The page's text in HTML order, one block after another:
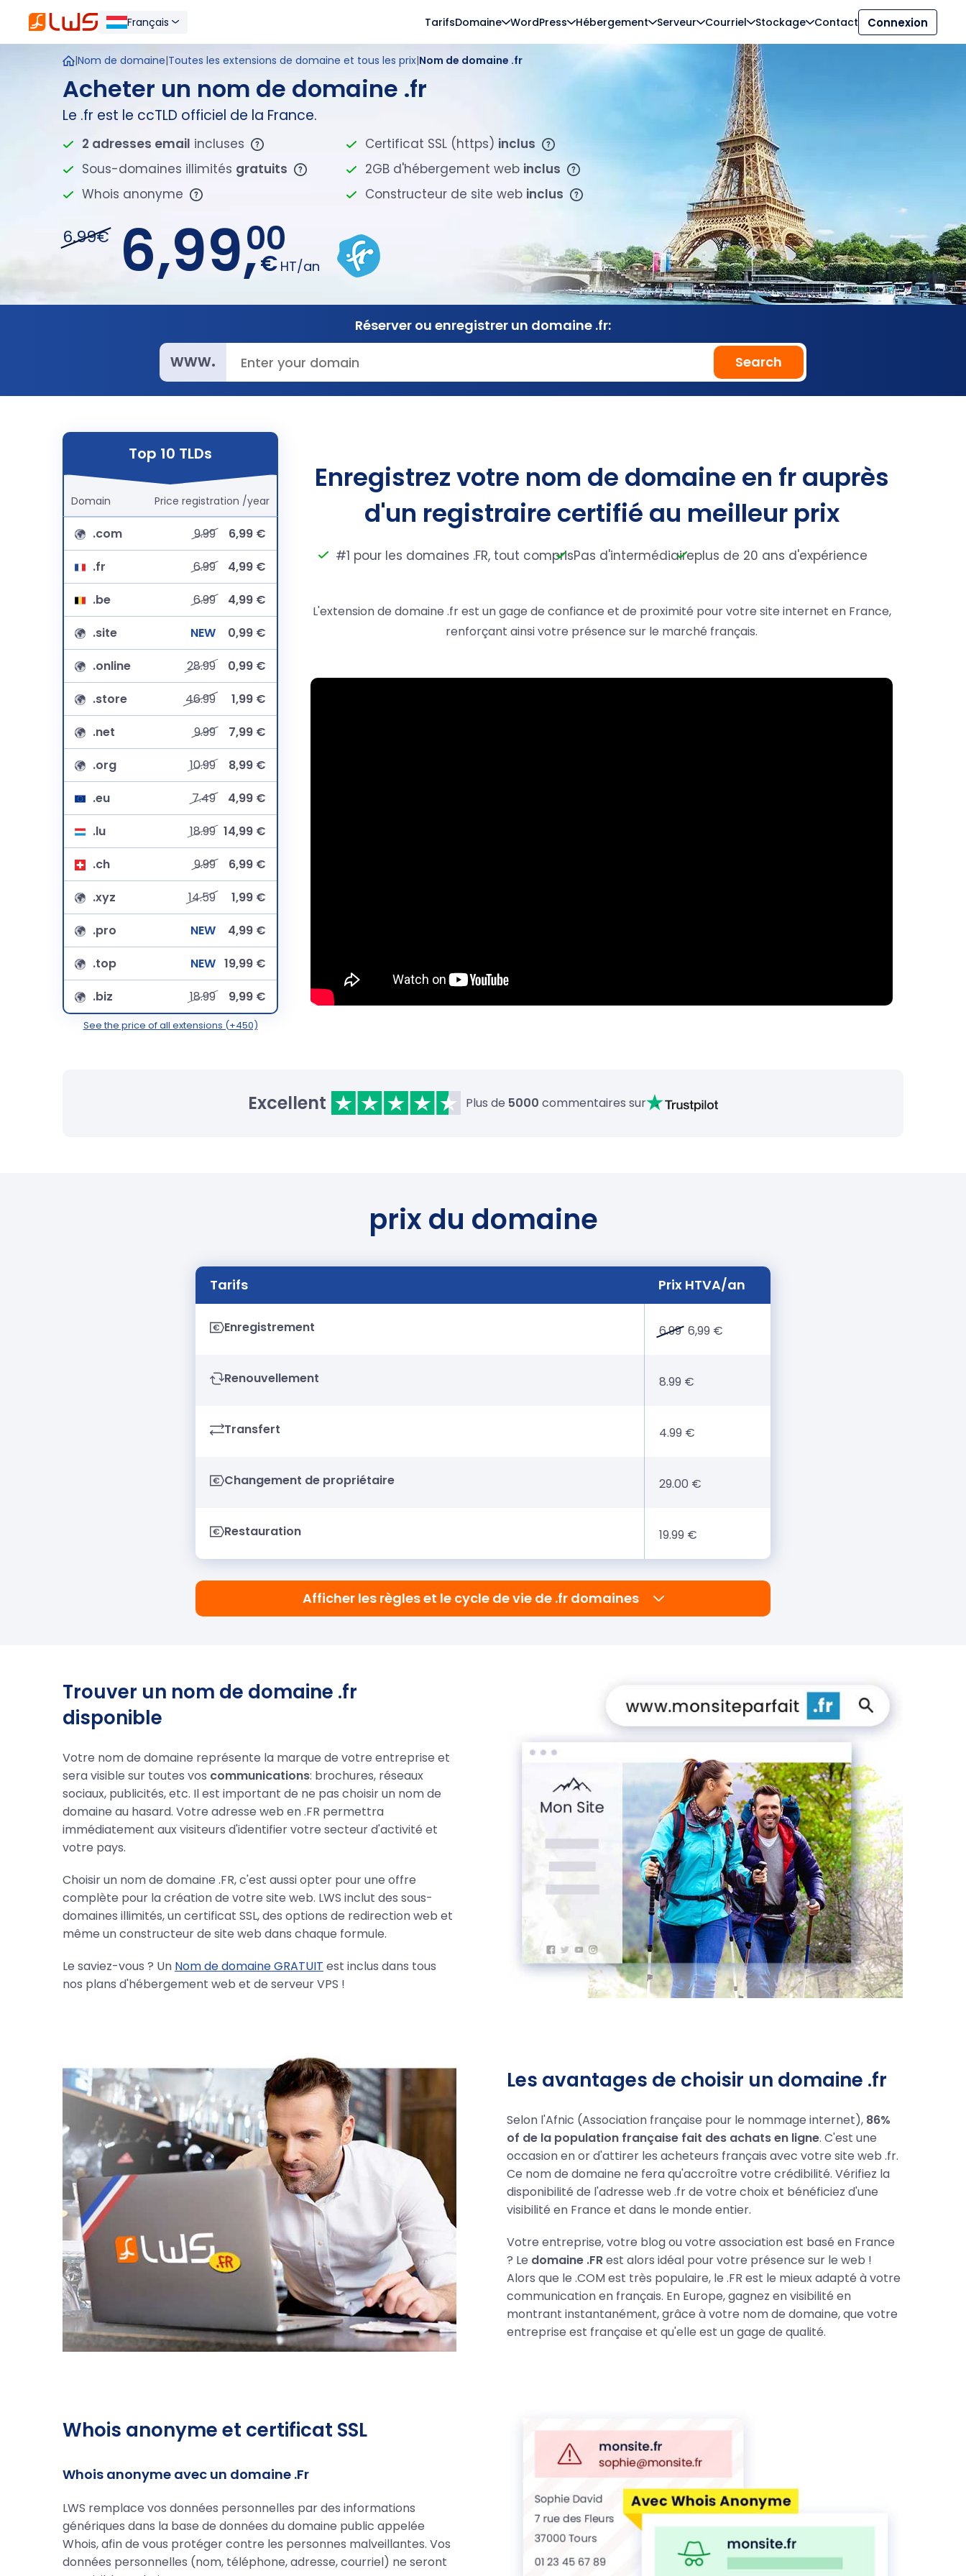
Français TarifsDomaine WordPress Hébergement Serveur Courriel Stockage Contact Connexion
|Nom de domaine|Toutes les extensions de domaine et tous les prix|Nom de domaine .fr
Acheter un nom de domaine .fr
Le .fr est le ccTLD officiel de la France.
2 adresses email incluses Certificat SSL (https) inclus
Sous-domaines illimités gratuits 2GB d'hébergement web inclus
Whois anonyme
Constructeur de site web inclus
6.99€ 6,99,00
€ HT/an
Réserver ou enregistrer un domaine .fr:
www. Search
Top 10 TLDs
Domain Price registration /year
.com 9.99
6,99 €
.fr
6.99
4,99 €
.be
6.99
4,99 €
.site
NEW
0,99 €
.online
28.99
0,99 €
.store
46.99
1,99 €
.net
9.99
7,99 €
.org
10.99
8,99 €
.eu
7.49
4,99 €
.lu
18.99 14,99 €
.ch
9.99
6,99 €
.xyz
14.59
1,99 €
.pro
NEW
4,99 €
.top
NEW 19,99 €
.biz
18.99 9,99 €
See the price of all extensions (+450)
Enregistrez votre nom de domaine en fr auprès
d'un registraire certifié au meilleur prix
#1 pour les domaines .FR, tout comprisPas d'intermédiaireplus de 20 ans d'expérience
L'extension de domaine .fr est un gage de confiance et de proximité pour votre site internet en France,
renforçant ainsi votre présence sur le marché français.
Excellent Plus de 5000 commentaires sur
prix du domaine
Tarifs Prix HTVA/an
Enregistrement 6.99 6,99 €
Renouvellement 8.99 €
Transfert 4.99 €
Changement de propriétaire 29.00 €
Restauration 19.99 €
Afficherles règles et le cycle de vie de .fr domaines
Trouver un nom de domaine .fr
disponible
Votre nom de domaine représente la marque de votre entreprise et
sera visible sur toutes vos communications: brochures, réseaux
sociaux, publicités, etc. Il est important de ne pas choisir un nom de
domaine au hasard. Votre adresse web en .FR permettra
immédiatement aux visiteurs d'identifier votre secteur d'activité et
votre pays.
Choisir un nom de domaine .FR, c'est aussi opter pour une offre
complète pour la création de votre site web. LWS inclut des sous-
domaines illimités, un certificat SSL, des options de redirection web et
même un constructeur de site web dans chaque formule.
Le saviez-vous ? Un Nom de domaine GRATUIT est inclus dans tous
nos plans d'hébergement web et de serveur VPS !
Les avantages de choisir un domaine .fr
Selon l'Afnic (Association française pour le nommage internet), 86%
of de la population française fait des achats en ligne. C'est une
occasion en or d'attirer les acheteurs français avec votre site web .fr.
Ce nom de domaine ne fera qu'accroître votre crédibilité. Vérifiez la
disponibilité de l'adresse web .fr de votre choix et bénéficiez d'une
visibilité en France et dans le monde entier.
Votre entreprise, votre blog ou votre association est basé en France
? Le domaine .FRest alors idéal pour votre présence sur le web !
Alors que le .COM est très populaire, le .FR est le mieux adapté à votre
communication en français. En Europe, gagnez en visibilité en
montrant instantanément, grâce à votre nom de domaine, que votre
entreprise est française et qu'elle est un gage de qualité.
Whois anonyme et certificat SSL
Whois anonyme avec un domaine .Fr
LWS remplace vos données personnelles par des informations
génériques dans la base de données du domaine public appelée
Whois, afin de vous protéger contre les personnes malveillantes. Vos
données personnelles (nom, téléphone, adresse, courriel) ne seront